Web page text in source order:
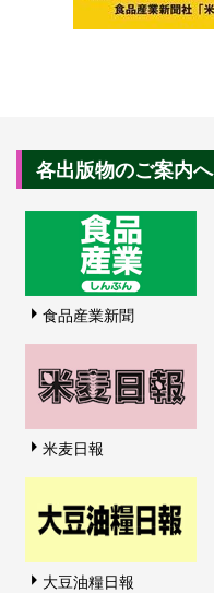
各出版物のご案内へ
食品産業新聞
米麦日報
大豆油糧日報